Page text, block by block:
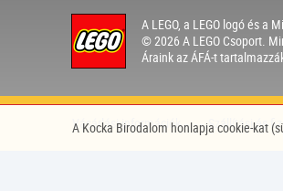
Lánc
Lapos Elemek
Középkék
Levendula
Light Gray
Light Green
Light Orange
A LEGO, a LEGO logó és a
© 2026 A LEGO Csoport.
Áraink az ÁFÁ-t
Vásárlási információk Szállítási és
A Kocka Birodalom honlapja cookie-kat